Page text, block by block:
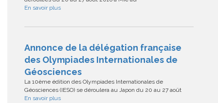
En savoir plus
Annonce de la délégation française
des Olympiades Internationales de
Géosciences
La 10ème édition des Olympiades Internationales de
Géosciences (IESO) se déroulera au Japon du 20 au 27 août
En savoir plus